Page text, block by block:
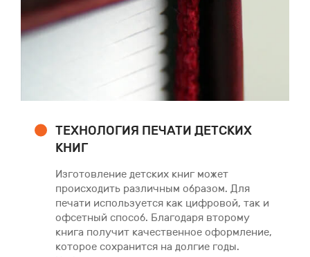
ТЕХНОЛОГИЯ ПЕЧАТИ ДЕТСКИХ
КНИГ
Изготовление детских книг может
происходить различным образом. Для
печати используется как цифровой, так и
офсетный способ. Благодаря второму
книга получит качественное оформление,
которое сохранится на долгие годы.